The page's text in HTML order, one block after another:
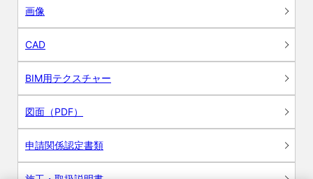
画像
CAD
BIM用テクスチャー
図面（PDF）
申請関係認定書類